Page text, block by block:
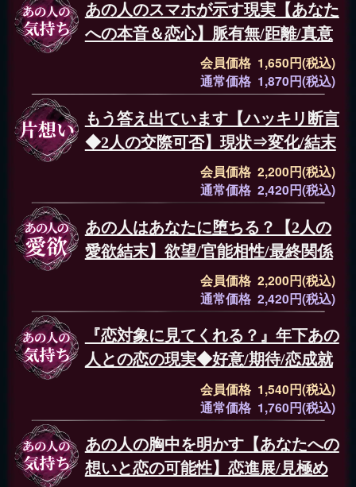
あの人のスマホが示す現実【あなた
への本音＆恋心】脈有無/距離/真意
会員価格 1,650円(税込)
通常価格 1,870円(税込)
もう答え出ています【ハッキリ断言
◆2人の交際可否】現状⇒変化/結末
会員価格 2,200円(税込)
通常価格 2,420円(税込)
あの人はあなたに堕ちる？【2人の
愛欲結末】欲望/官能相性/最終関係
会員価格 2,200円(税込)
通常価格 2,420円(税込)
『恋対象に見てくれる？』年下あの
人との恋の現実◆好意/期待/恋成就
会員価格 1,540円(税込)
通常価格 1,760円(税込)
あの人の胸中を明かす【あなたへの
想いと恋の可能性】恋進展/見極め